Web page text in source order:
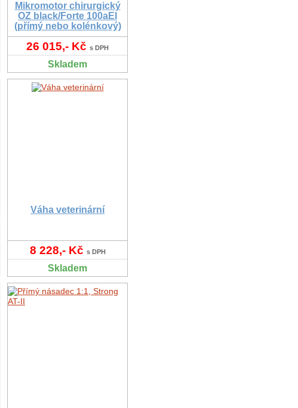
Mikromotor chirurgický
OZ black/Forte 100aEI
(přímý nebo kolénkový)
26 015,- Kč s DPH
Skladem
Váha veterinární
8 228,- Kč s DPH
Skladem